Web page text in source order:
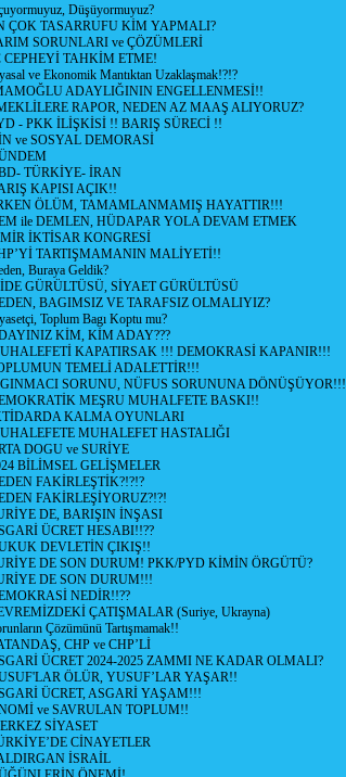
Düşüyormuyuz?
ÇOK TASARRUFU KİM YAPMALI?
SORUNLARI ve ÇÖZÜMLERİ
CEPHEYİ TAHKİM ETME!
ve Ekonomik Mantıktan Uzaklaşmak!?!?
ADAYLIĞININ ENGELLENMESİ!!
RAPOR, NEDEN AZ MAAŞ ALIYORUZ?
- PKK İLİŞKİSİ !! BARIŞ SÜRECİ !!
ve SOSYAL DEMORASİ
TÜRKİYE- İRAN
KAPISI AÇIK!!
ÖLÜM, TAMAMLANMAMIŞ HAYATTIR!!!
ile DEMLEN, HÜDAPAR YOLA DEVAM ETMEK
İKTİSAR KONGRESİ
TARTIŞMAMANIN MALİYETİ!!
Buraya Geldik?
GÜRÜLTÜSÜ, SİYAET GÜRÜLTÜSÜ
BAGIMSIZ VE TARAFSIZ OLMALIYIZ?
Toplum Bagı Koptu mu?
KİM, KİM ADAY???
KAPATIRSAK !!! DEMOKRASİ KAPANIR!!!
TEMELİ ADALETTİR!!!
SORUNU, NÜFUS SORUNUNA DÖNÜŞÜYOR!!!
MEŞRU MUHALFETE BASKI!!
KALMA OYUNLARI
MUHALEFET HASTALIĞI
DOGU ve SURİYE
BİLİMSEL GELİŞMELER
FAKİRLEŞTİK?!?!?
FAKİRLEŞİYORUZ?!?!
DE, BARIŞIN İNŞASI
ÜCRET HESABI!!??
DEVLETİN ÇIKIŞ!!
DE SON DURUM! PKK/PYD KİMİN ÖRGÜTÜ?
DE SON DURUM!!!
NEDİR!!??
ÇATIŞMALAR (Suriye, Ukrayna)
Çözümünü Tartışmamak!!
CHP ve CHP’Lİ
ÜCRET 2024-2025 ZAMMI NE KADAR OLMALI?
ÖLÜR, YUSUF’LAR YAŞAR!!
ÜCRET, ASGARİ YAŞAM!!!
ve SAVRULAN TOPLUM!!
SİYASET
CİNAYETLER
İSRAİL